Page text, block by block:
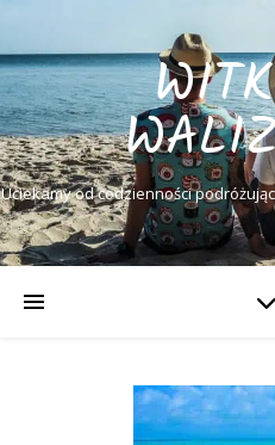
Uciekamy od codzienności